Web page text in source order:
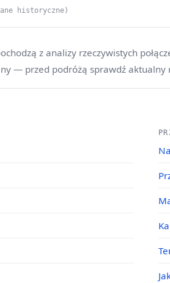
historyczne)
z analizy rzeczywistych
— przed podróżą sprawdź aktualny